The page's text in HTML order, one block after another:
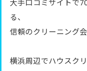
大手口コミサイトで
る、
信頼のクリーニング
横浜周辺でハウスク